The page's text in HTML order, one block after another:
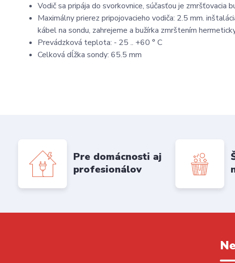
Vodič sa pripája do svorkovnice, súčasťou je zmršťovacia
Maximálny prierez pripojovacieho vodiča: 2.5 mm.
kábel na sondu, zahrejeme a bužírka zmrštením
Prevádzková teplota: - 25 .. +60 ° C
Celková dĺžka sondy: 65.5 mm
Pre domácnosti aj
profesionálov